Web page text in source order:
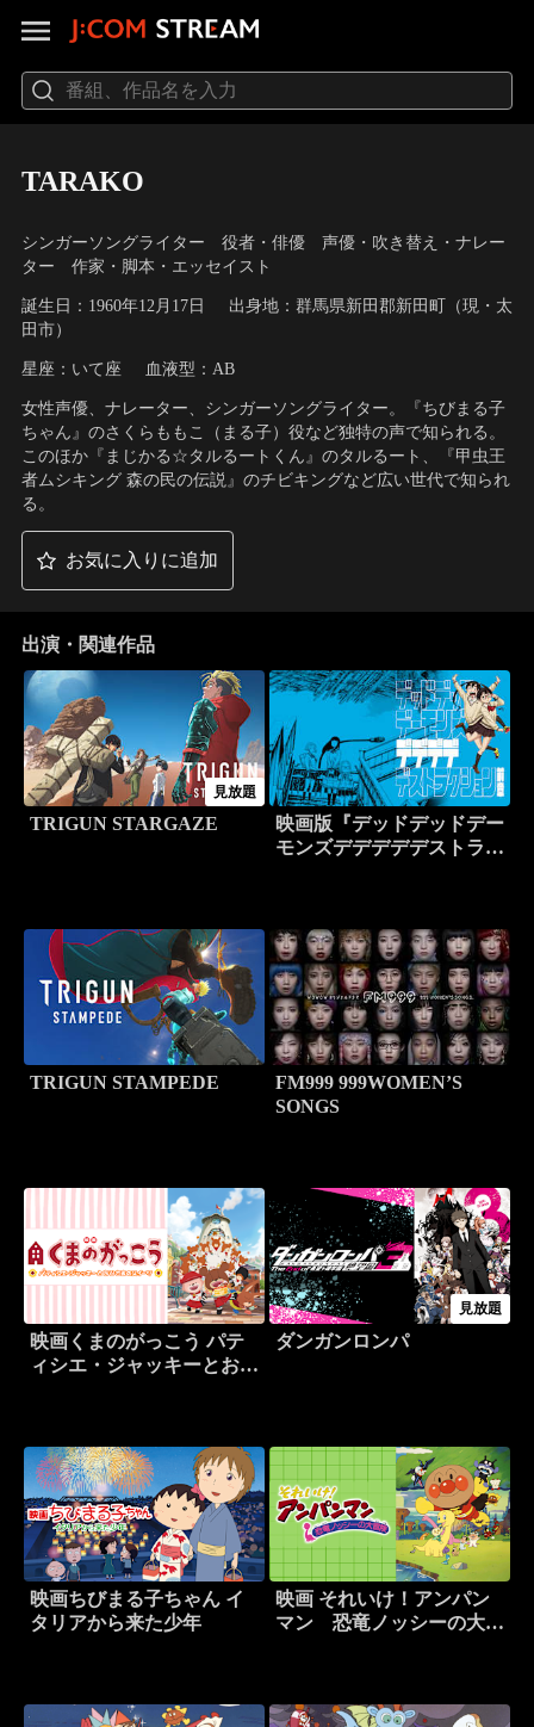
TARAKO
シンガーソングライター 役者・俳優 声優・吹き替え・ナレー
ター 作家・脚本・エッセイスト
誕生日：1960年12月17日
出身地：群馬県新田郡新田町（現・太
田市）
星座：いて座 血液型：AB
女性声優、ナレーター、シンガーソングライター。『ちびまる子
ちゃん』のさくらももこ（まる子）役など独特の声で知られる。
このほか『まじかる☆タルるートくん』のタルるート、『甲虫王
者ムシキング 森の民の伝説』のチビキングなど広い世代で知られ
る。
お気に入りに追加
出演・関連作品
見放題
TRIGUN STARGAZE
映画版『デッドデッドデー
モンズデデデデデストラク
TRIGUN STAMPEDE
FM999 999WOMEN’S
SONGS
映画くまのがっこう パテ
ィシエ・ジャッキーとおひ
見放題
ダンガンロンパ
映画ちびまる子ちゃん イ
タリアから来た少年
映画 それいけ！アンパン
マン 恐竜ノッシーの大冒